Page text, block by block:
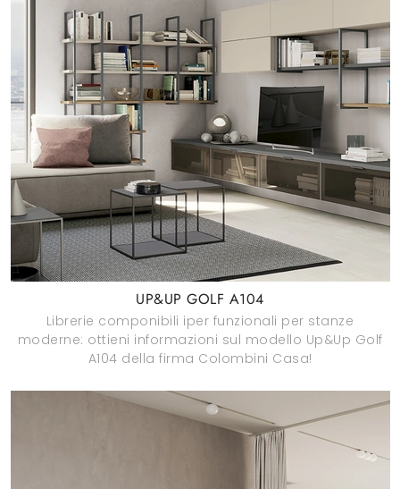
UP&UP GOLF A104
Librerie componibili iper funzionali per stanze
moderne: ottieni informazioni sul modello Up&Up Golf
A104 della firma Colombini Casa!